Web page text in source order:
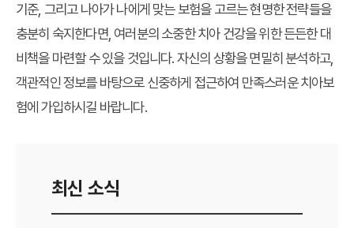
기준, 그리고 나아가 나에게 맞는 보험을 고르는 현명한 전략들을
충분히 숙지한다면, 여러분의 소중한 치아 건강을 위한 든든한 대
비책을 마련할 수 있을 것입니다. 자신의 상황을 면밀히 분석하고,
객관적인 정보를 바탕으로 신중하게 접근하여 만족스러운 치아보
험에 가입하시길 바랍니다.
최신 소식